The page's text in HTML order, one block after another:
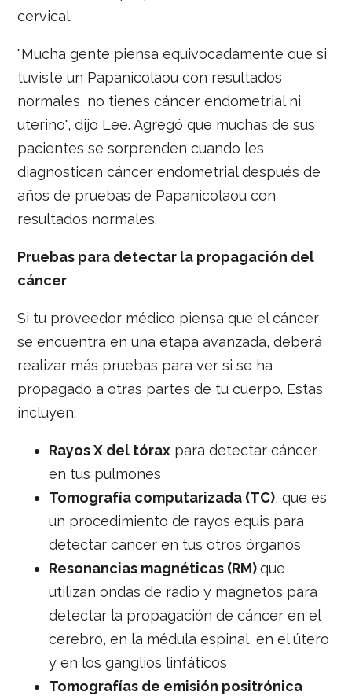
cervical.
"Mucha gente piensa equivocadamente que si
tuviste un Papanicolaou con resultados
normales, no tienes cáncer endometrial ni
uterino", dijo Lee. Agregó que muchas de sus
pacientes se sorprenden cuando les
diagnostican cáncer endometrial después de
años de pruebas de Papanicolaou con
resultados normales.
Pruebas para detectar la propagación del
cáncer
Si tu proveedor médico piensa que el cáncer
se encuentra en una etapa avanzada, deberá
realizar más pruebas para ver si se ha
propagado a otras partes de tu cuerpo. Estas
incluyen:
Rayos X del tórax para detectar cáncer
en tus pulmones
Tomografía computarizada (TC), que es
un procedimiento de rayos equis para
detectar cáncer en tus otros órganos
Resonancias magnéticas (RM)que
utilizan ondas de radio y magnetos para
detectar la propagación de cáncer en el
cerebro, en la médula espinal, en el útero
y en los ganglios linfáticos
Tomografías de emisión positrónica